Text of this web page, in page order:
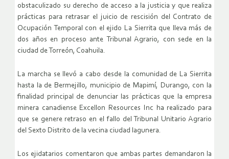
obstaculizado su derecho de acceso a la justicia y que realiza
prácticas para retrasar el juicio de rescisión del Contrato de
Ocupación Temporal con el ejido La Sierrita que lleva más de
dos años en proceso ante Tribunal Agrario, con sede en la
ciudad de Torreón, Coahuila.
La marcha se llevó a cabo desde la comunidad de La Sierrita
hasta la de Bermejillo, municipio de Mapimí, Durango, con la
finalidad principal de denunciar las prácticas que la empresa
minera canadiense Excellon Resources Inc ha realizado para
que se genere retraso en el fallo del Tribunal Unitario Agrario
del Sexto Distrito de la vecina ciudad lagunera.
Los ejidatarios comentaron que ambas partes demandaron la